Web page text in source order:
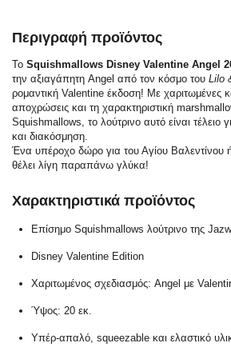
Περιγραφή προϊόντος
ΤοSquishmallows Disney Valentine Angel
την αξιαγάπητη Angel από τον κόσμο τουLilo
ρομαντική Valentine έκδοση! Με χαριτωμένες
αποχρώσεις και τη χαρακτηριστική
Squishmallows, το λούτρινο αυτό είναι τέλειο
και διακόσμηση.
Ένα υπέροχο δώρο για του Αγίου Βαλεντίνου
θέλει λίγη παραπάνω γλύκα!
Χαρακτηριστικά προϊόντος
Επίσημο Squishmallows λούτρινο της
Disney Valentine Edition
Χαριτωμένος σχεδιασμός: Angel με
Ύψος: 20 εκ.
Υπέρ-απαλό, squeezable και ελαστικό